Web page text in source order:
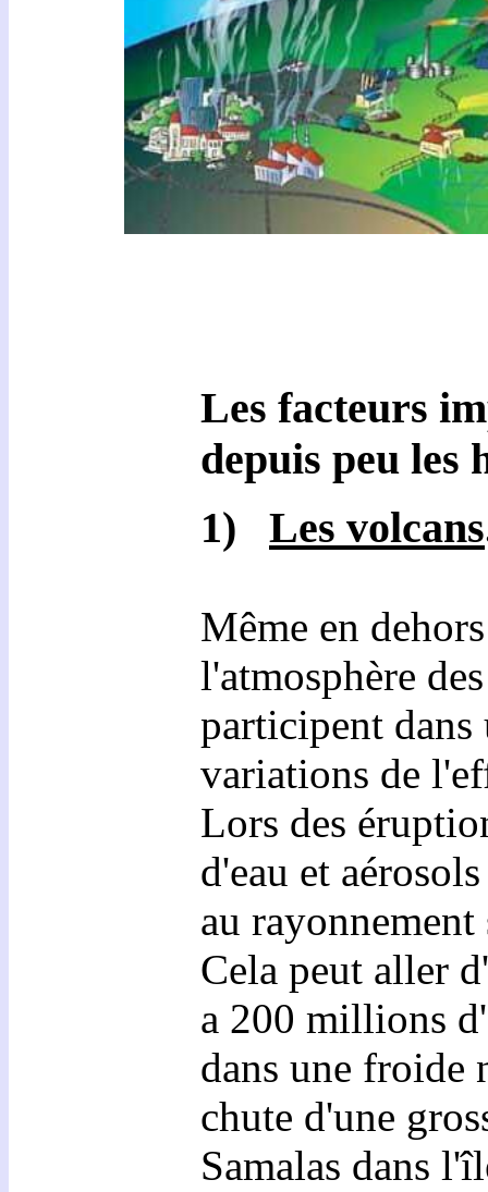
Les facteurs
depuis peu les
1)
Les volcans
Même en
l'atmosphère
participent
variations de
Lors des
d'eau et
au
Cela peut aller
a 200 millions
dans une froide
chute d'une
Samalas dans